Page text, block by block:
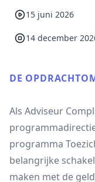
15 juni 2026
14 december
DE
Als Adviseur
programma
belangrijke
maken met de